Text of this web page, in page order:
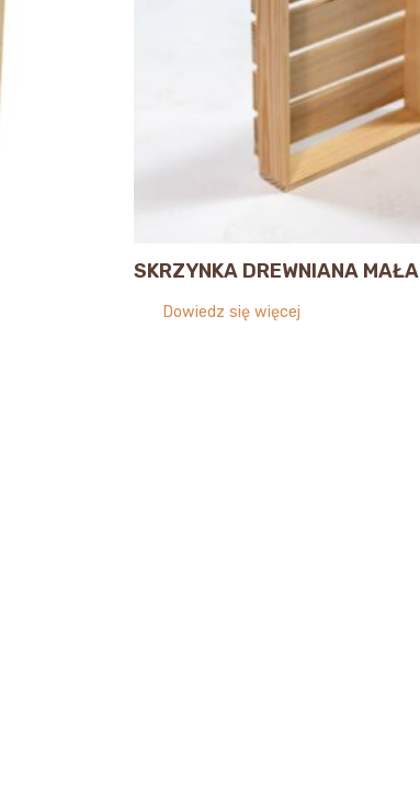
SKRZYNKA DREWNIANA MAŁA
Dowiedz się więcej